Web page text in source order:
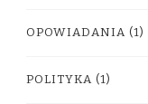
OPOWIADANIA (1)
POLITYKA (1)